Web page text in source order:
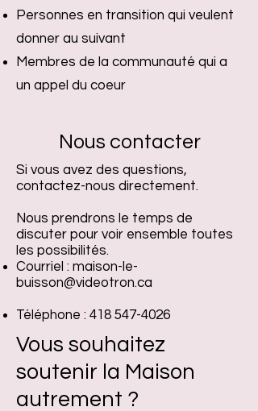
Personnes en transition qui veulent
donner au suivant
Membres de la communauté qui a
un appel du coeur
Nous contacter
Si vous avez des questions,
contactez-nous directement.
Nous prendrons le temps de
discuter pour voir ensemble toutes
les possibilités.
Courriel : maison-le-
buisson@videotron.ca
Téléphone : 418 547-4026
Vous souhaitez
soutenir la Maison
autrement ?